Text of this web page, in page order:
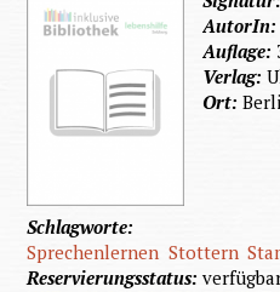
Auflage:
Verlag:
Ort:
Schlagworte:
Sprechenlernen Stottern
Reservierungsstatus: